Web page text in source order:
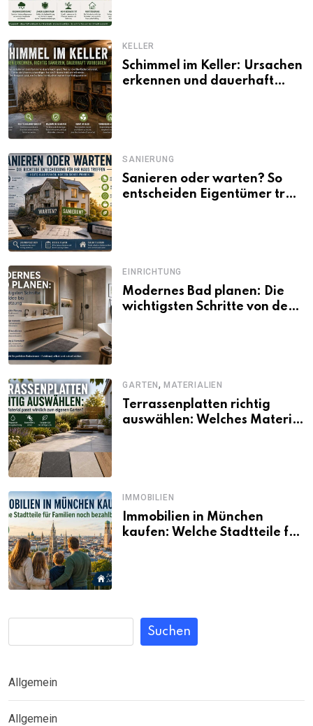
KELLER
Schimmel im Keller: Ursachen
erkennen und dauerhaft
SANIERUNG
Sanieren oder warten? So
entscheiden Eigentümer trotz
EINRICHTUNG
Modernes Bad planen: Die
wichtigsten Schritte von der
GARTEN,MATERIALIEN
Terrassenplatten richtig
auswählen: Welches Material
IMMOBILIEN
Immobilien in München
kaufen: Welche Stadtteile für
Suchen
Allgemein
Allgemein